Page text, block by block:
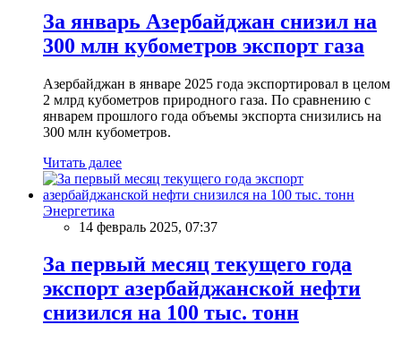
За январь Азербайджан снизил на
300 млн кубометров экспорт газа
Азербайджан в январе 2025 года экспортировал в целом
2 млрд кубометров природного газа. По сравнению с
январем прошлого года объемы экспорта снизились на
300 млн кубометров.
Читать далее
Энергетика
14 февраль 2025, 07:37
За первый месяц текущего года
экспорт азербайджанской нефти
снизился на 100 тыс. тонн